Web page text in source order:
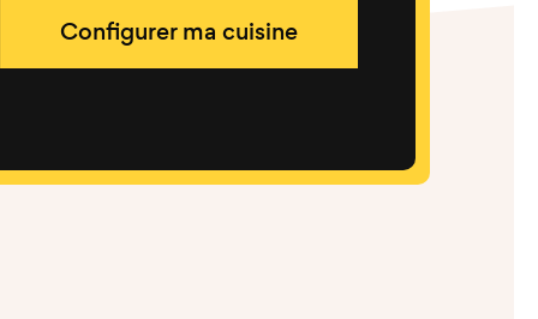
Configurer ma cuisine